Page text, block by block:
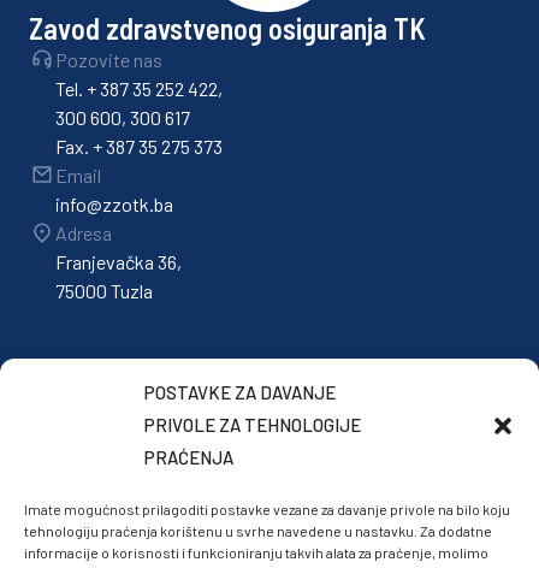
POSTAVKE ZA DAVANJE
PRIVOLE ZA TEHNOLOGIJE
PRAĆENJA
Imate mogućnost prilagoditi postavke vezane za davanje privole na bilo koju
tehnologiju praćenja korištenu u svrhe navedene u nastavku. Za dodatne
informacije o korisnosti i funkcioniranju takvih alata za praćenje, molimo
Zavod zdravstvenog osiguranja TK
Pozovite nas
Tel. + 387 35 252 422,
300 600, 300 617
Fax. + 387 35 275 373
Email
info@zzotk.ba
Adresa
Franjevačka 36,
75000 Tuzla